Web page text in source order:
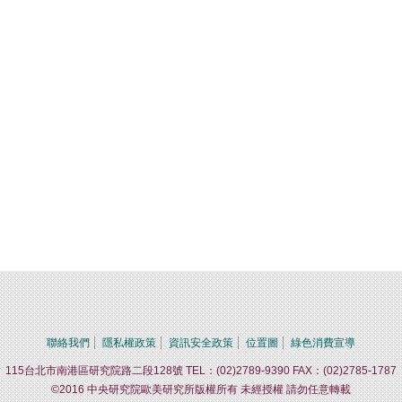
聯絡我們 隱私權政策 資訊安全政策 位置圖 綠色消費宣導
115台北市南港區研究院路二段128號 TEL：(02)2789-9390 FAX：(02)2785-1787
©2016 中央研究院歐美研究所版權所有 未經授權 請勿任意轉載